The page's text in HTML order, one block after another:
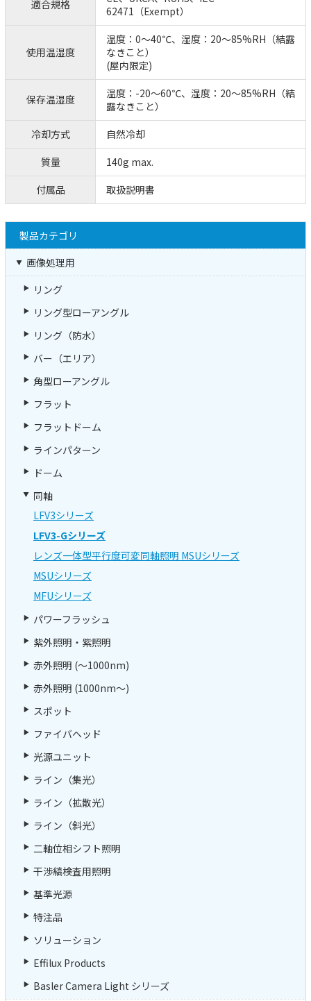
適合規格
62471（Exempt）
使用温湿度
温度：0～40℃、湿度：20～85%RH（結露
なきこと）
(屋内限定)
保存温湿度
温度：-20～60℃、湿度：20～85%RH（結
露なきこと）
冷却方式
自然冷却
質量
140g max.
付属品
取扱説明書
製品カテゴリ
画像処理用
リング
リング型ローアングル
リング（防水）
バー（エリア）
角型ローアングル
フラット
フラットドーム
ラインパターン
ドーム
同軸
LFV3シリーズ
LFV3-Gシリーズ
レンズ一体型平行度可変同軸照明 MSUシリーズ
MSUシリーズ
MFUシリーズ
パワーフラッシュ
紫外照明・紫照明
赤外照明 (～1000nm)
赤外照明 (1000nm～)
スポット
ファイバヘッド
光源ユニット
ライン（集光）
ライン（拡散光）
ライン（斜光）
二軸位相シフト照明
干渉縞検査用照明
基準光源
特注品
ソリューション
Effilux Products
Basler Camera Light シリーズ